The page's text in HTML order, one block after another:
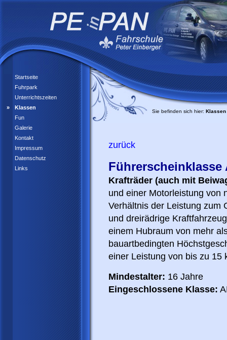
Startseite
Fuhrpark
Unterrichtszeiten
Klassen
Fun
Galerie
Kontakt
Impressum
Datenschutz
Links
Sie befinden sich hier: Klassen
zurück
Führerscheinklasse
Krafträder (auch mit
und einer Motorleistung von
Verhältnis der Leistung zum
und dreirädrige
einem Hubraum von mehr
bauartbedingten
einer Leistung von bis zu 15
Mindestalter: 16 Jahre
Eingeschlossene Klasse: